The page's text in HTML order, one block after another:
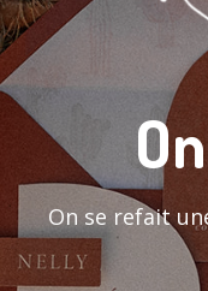
On se refait